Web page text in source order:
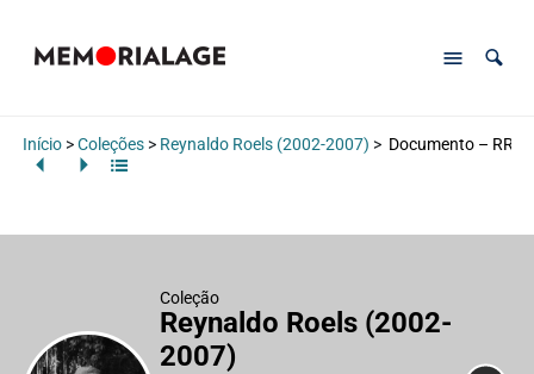
Início>Coleções> Reynaldo Roels (2002-2007) > Documento – RR-
Coleção
Reynaldo Roels (2002-
2007)